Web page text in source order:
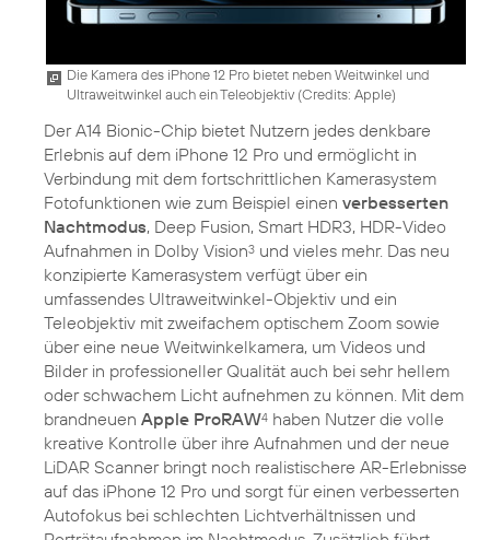
Die Kamera des iPhone 12 Pro bietet neben Weitwinkel und
Ultraweitwinkel auch ein Teleobjektiv (Credits: Apple)
Der A14 Bionic-Chip bietet Nutzern jedes denkbare
Erlebnis auf dem iPhone 12 Pro und ermöglicht in
Verbindung mit dem fortschrittlichen Kamerasystem
Fotofunktionen wie zum Beispiel einen verbesserten
Nachtmodus, Deep Fusion, Smart HDR3, HDR-Video
Aufnahmen in Dolby Vision3 und vieles mehr. Das neu
konzipierte Kamerasystem verfügt über ein
umfassendes Ultraweitwinkel-Objektiv und ein
Teleobjektiv mit zweifachem optischem Zoom sowie
über eine neue Weitwinkelkamera, um Videos und
Bilder in professioneller Qualität auch bei sehr hellem
oder schwachem Licht aufnehmen zu können. Mit dem
brandneuen Apple ProRAW4 haben Nutzer die volle
kreative Kontrolle über ihre Aufnahmen und der neue
LiDAR Scanner bringt noch realistischere AR-Erlebnisse
auf das iPhone 12 Pro und sorgt für einen verbesserten
Autofokus bei schlechten Lichtverhältnissen und